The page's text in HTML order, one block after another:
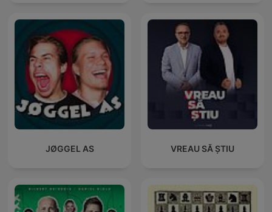
JØGGEL AS VREAU SĂ ȘTIU